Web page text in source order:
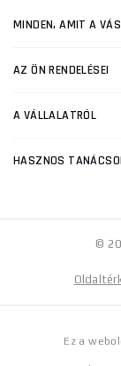
MINDEN, AMIT A
AZ ÖN RENDELÉSEI
A VÁLLALATRÓL
HASZNOS
©
Ez a